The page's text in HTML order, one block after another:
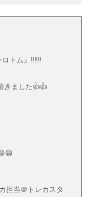
トム』‼️‼️‼️
きました👍👍
担当＠トレカスタ